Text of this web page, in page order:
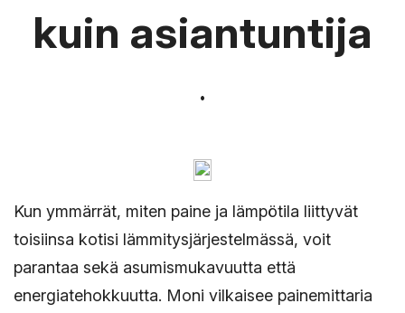
kuin asiantuntija
Kun ymmärrät, miten paine ja lämpötila liittyvät
toisiinsa kotisi lämmitysjärjestelmässä, voit
parantaa sekä asumismukavuutta että
energiatehokkuutta. Moni vilkaisee painemittaria